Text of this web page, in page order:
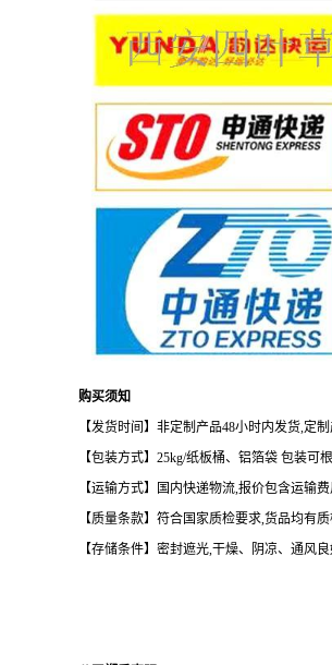
购买须知
【发货时间】非定制产品48小时内发货 定
【包装方式】 25kg/纸板桶、铝箔袋 包装可
【运输方式】国内快递物流 报价包含运输费
【质量条款】符合国家质检要求 货品均有
【存储条件】密封遮光 干燥、阴凉、通风良